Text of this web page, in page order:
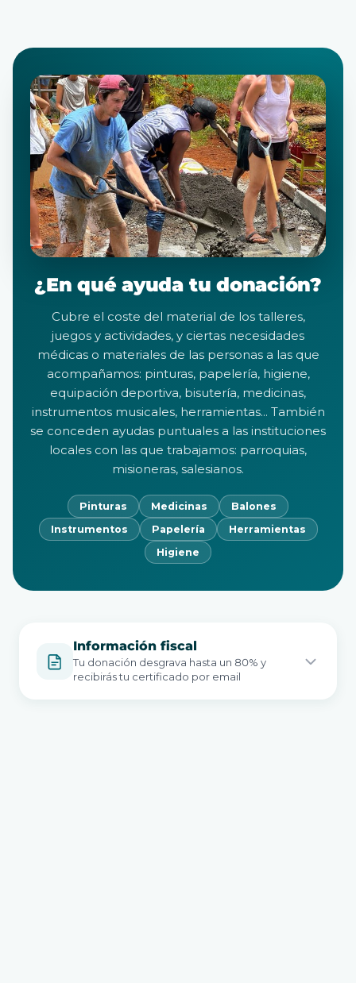
¿En qué ayuda tu donación?
Cubre el coste del material de los talleres,
juegos y actividades, y ciertas necesidades
médicas o materiales de las personas a las que
acompañamos: pinturas, papelería, higiene,
equipación deportiva, bisutería, medicinas,
instrumentos musicales, herramientas... También
se conceden ayudas puntuales a las instituciones
locales con las que trabajamos: parroquias,
misioneras, salesianos.
Pinturas Medicinas
Balones
Instrumentos
Papelería
Herramientas
Higiene
Información fiscal
Tu donación desgrava hasta un 80% y
recibirás tu certificado por email